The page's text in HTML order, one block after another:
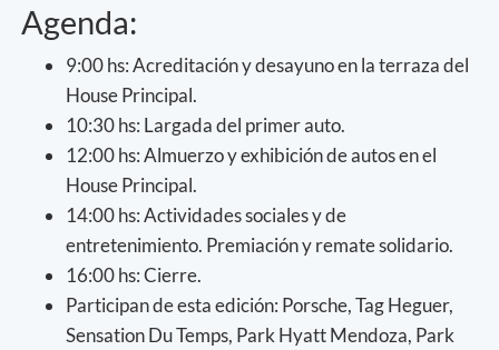
Agenda:
9:00 hs: Acreditación y desayuno en la terraza del
House Principal.
10:30 hs: Largada del primer auto.
12:00 hs: Almuerzo y exhibición de autos en el
House Principal.
14:00 hs: Actividades sociales y de
entretenimiento. Premiación y remate solidario.
16:00 hs: Cierre.
Participan de esta edición: Porsche, Tag Heguer,
Sensation Du Temps, Park Hyatt Mendoza, Park